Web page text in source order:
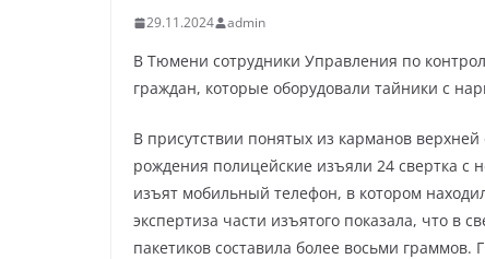
29.11.2024 admin
В Тюмени сотрудники Управления по
граждан, которые оборудовали тайники с
В присутствии понятых из карманов
рождения полицейские изъяли 24 свертка
изъят мобильный телефон, в котором
экспертиза части изъятого показала, что в
пакетиков составила более восьми